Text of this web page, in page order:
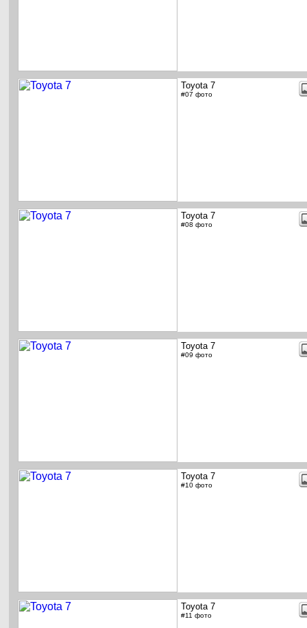
Toyota 7
#07 фото
Toyota 7
#08 фото
Toyota 7
#09 фото
Toyota 7
#10 фото
Toyota 7
#11 фото